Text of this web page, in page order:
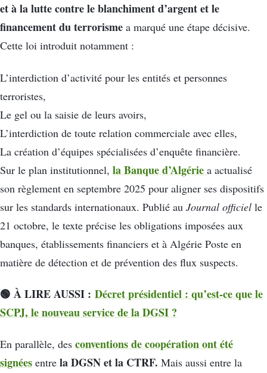
et à la lutte contre le blanchiment d’argent et le
financement du terrorisme a marqué une étape décisive.
Cette loi introduit notamment :
L’interdiction d’activité pour les entités et personnes
terroristes,
Le gel ou la saisie de leurs avoirs,
L’interdiction de toute relation commerciale avec elles,
La création d’équipes spécialisées d’enquête financière.
Sur le plan institutionnel, la Banque d’Algérie a actualisé
son règlement en septembre 2025 pour aligner ses dispositifs
sur les standards internationaux. Publié au Journal officiel le
21 octobre, le texte précise les obligations imposées aux
banques, établissements financiers et à Algérie Poste en
matière de détection et de prévention des flux suspects.
🟢 À LIRE AUSSI : Décret présidentiel : qu’est-ce que le
SCPJ, le nouveau service de la DGSI ?
En parallèle, des conventions de coopération ont été
signées entre la DGSN et la CTRF. Mais aussi entre la